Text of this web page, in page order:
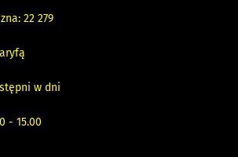
22 279
w dni
- 15.00